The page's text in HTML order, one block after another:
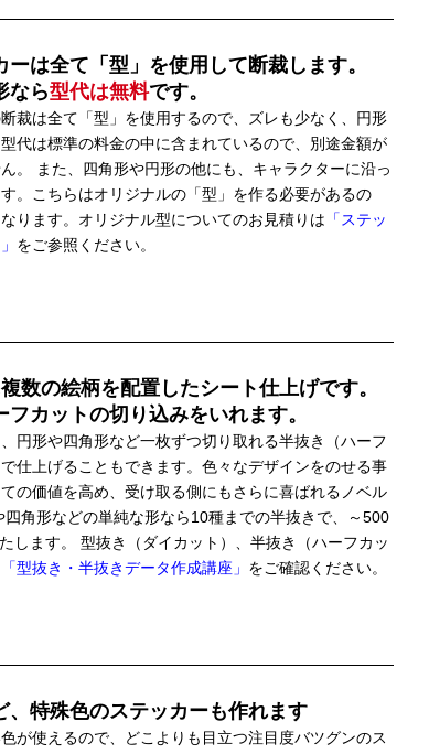
は全て「型」を使用して断裁します。
なら型代は無料です。
裁は全て「型」を使用するので、ズレも少なく、円形
代は標準の料金の中に含まれているので、別途金額が
。 また、四角形や円形の他にも、キャラクターに沿っ
。こちらはオリジナルの「型」を作る必要があるの
ります。オリジナル型についてのお見積りは 「ステッ
をご参照ください。
数の絵柄を配置したシート仕上げです。
カットの切り込みをいれます。
円形や四角形など一枚ずつ切り取れる半抜き（ハーフ
仕上げることもできます。色々なデザインをのせる事
の価値を高め、受け取る側にもさらに喜ばれるノベル
角形などの単純な形なら10種までの半抜きで、～500
します。 型抜き（ダイカット）、半抜き（ハーフカッ
「型抜き・半抜きデータ作成講座」 をご確認ください。
、特殊色のステッカーも作れます
が使えるので、どこよりも目立つ注目度バツグンのス